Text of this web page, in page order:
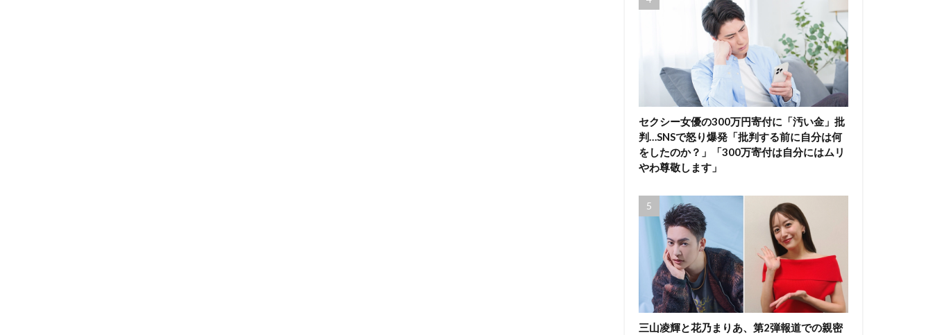
セクシー女優の300万円寄付に「汚い金」批
判…SNSで怒り爆発「批判する前に自分は何
をしたのか？」「300万寄付は自分にはムリ
やわ尊敬します」
三山凌輝と花乃まりあ、第2弾報道での親密